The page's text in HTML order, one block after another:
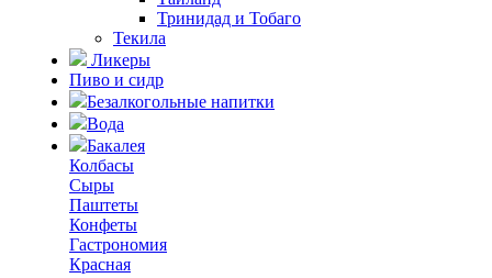
Тринидад и Тобаго
Текила
Ликеры
Пиво и сидр
Безалкогольные напитки
Вода
Бакалея
Колбасы
Сыры
Паштеты
Конфеты
Гастрономия
Красная